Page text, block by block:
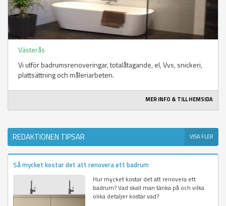
Västerås
Vi utför badrumsrenoveringar, totalåtagande, el, Vvs, snickeri,
plattsättning och måleriarbeten.
MER INFO & TILL HEMSIDA
REDAKTIONEN TIPSAR VISA FLER
Så mycket kostar det att renovera ett badrum
Hur mycket kostar det att renovera ett
badrum? Vad skall man tänka på och vilka
olika detaljer kostar vad?